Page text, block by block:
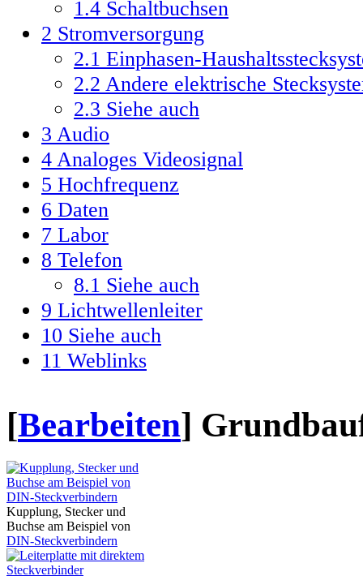
1.4 Schaltbuchsen
2 Stromversorgung
2.1 Einphasen-
2.2 Andere elektrische
2.3 Siehe auch
3 Audio
4 Analoges Videosignal
5 Hochfrequenz
6 Daten
7 Labor
8 Telefon
8.1 Siehe auch
9 Lichtwellenleiter
10 Siehe auch
11 Weblinks
[Bearbeiten]
Kupplung, Stecker und
Buchse am Beispiel von
DIN-Steckverbindern